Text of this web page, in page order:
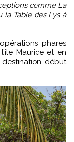
comme La
la Table des Lys à
phares
Maurice et en
début